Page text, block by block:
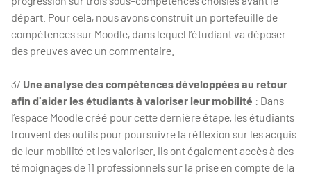
départ. Pour cela, nous avons construit un portefeuille de
compétences sur Moodle, dans lequel l’étudiant va déposer
des preuves avec un commentaire.
3/ Une analyse des compétences développées au retour
afin d'aider les étudiants à valoriser leur mobilité : Dans
l’espace Moodle créé pour cette dernière étape, les étudiants
trouvent des outils pour poursuivre la réflexion sur les acquis
de leur mobilité et les valoriser. Ils ont également accès à des
témoignages de 11 professionnels sur la prise en compte de la